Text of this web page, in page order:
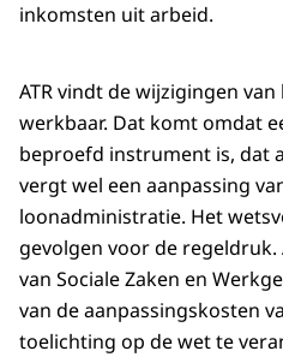
inkomsten uit arbeid.
ATR vindt de wijzigingen
werkbaar. Dat komt omdat
beproefd instrument is, dat
vergt wel een aanpassing
loonadministratie. Het
gevolgen voor de regeldruk.
van Sociale Zaken en
van de aanpassingskosten
toelichting op de wet te